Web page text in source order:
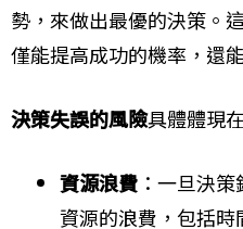
勢，來做出最優的決策。
僅能提高成功的機率，還
決策失誤的風險具體體現
資源浪費 ：一旦決
資源的浪費，包括時